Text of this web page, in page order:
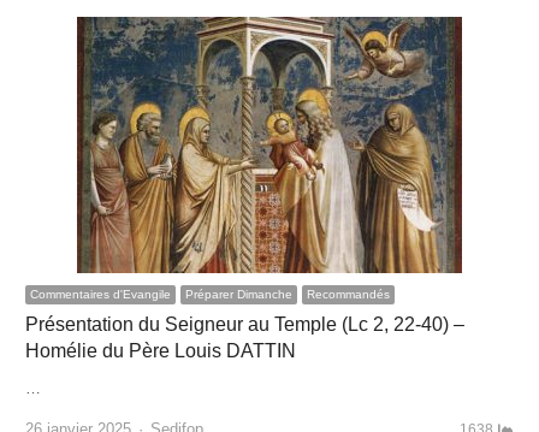
Commentaires d'Evangile Préparer Dimanche Recommandés
Présentation du Seigneur au Temple (Lc 2, 22-40) –
Homélie du Père Louis DATTIN
…
Author